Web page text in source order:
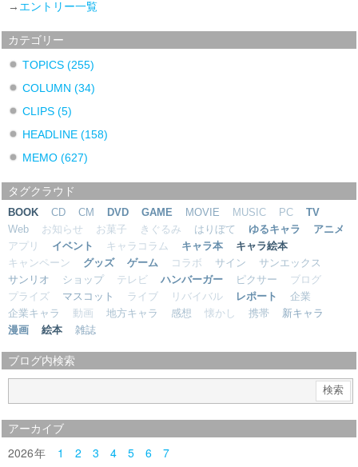
→ エントリー一覧
カテゴリー
TOPICS(255)
COLUMN(34)
CLIPS(5)
HEADLINE(158)
MEMO(627)
タグクラウド
BOOK CD CM DVD GAME MOVIE MUSIC PC
TV
Web
お知らせ お菓子 きぐるみ はりぼて ゆるキャラ
アニメ
アプリ
イベント キャラコラム キャラ本
キャラ絵本
キャンペーン
グッズ ゲーム コラボ サイン
サンエックス
サンリオ
ショップ テレビ ハンバーガー ピクサー
ブログ
プライズ
マスコット ライブ リバイバル レポート
企業
企業キャラ
動画 地方キャラ 感想 懐かし 携帯
新キャラ
漫画
絵本 雑誌
ブログ内検索
アーカイブ
2026 1 2 3 4 5 6
7